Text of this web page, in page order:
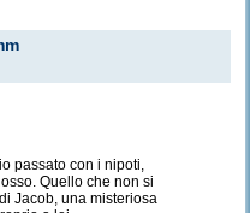
passato con i nipoti,
Quello che non si
Jacob, una misteriosa